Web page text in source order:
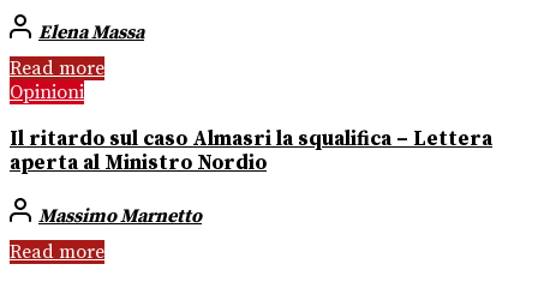
Elena Massa
Read more
Opinioni
Il ritardo sul caso Almasri la squalifica – Lettera
aperta al Ministro Nordio
Massimo Marnetto
Read more